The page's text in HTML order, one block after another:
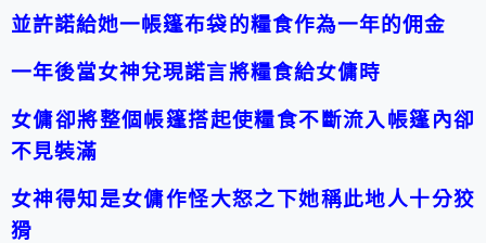
並許諾給她一帳篷布袋的糧食作為一年的佣金
一年後當女神兌現諾言將糧食給女傭時
女傭卻將整個帳篷搭起使糧食不斷流入帳篷內卻
不見裝滿
女神得知是女傭作怪大怒之下她稱此地人十分狡
猾